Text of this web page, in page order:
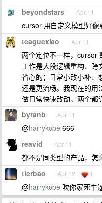
beyondstars Apr 11
cursor 用自定义模型好
teaguexiao Apr 11
两个定位不一样，cursor
工作是大段逻辑重构、跨
省心的；日常小改小补、
还是更流畅。我现在的用
做日常快速改动，两个都
byranb Apr 11
@harrykobe 666
reavid Apr 11
都不是同类型的产品，怎
tlerbao Apr 12 1
@harrykobe 吹你家死牛